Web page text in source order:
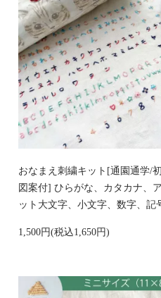
おなまえ刺繍キット[通園通学/
図案付] ひらがな、カタカナ、
ット大文字、小文字、数字、記
1,500円(税込1,650円)